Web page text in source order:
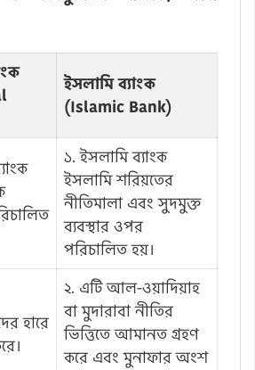
ইসলামি ব্যাংক
(Islamic Bank)
১. ইসলামি ব্যাংক
ইসলামি শরিয়তের
নীতিমালা এবং সুদমুক্ত
ব্যবস্থার ওপর
পরিচালিত হয়।
হারে
২. এটি আল-ওয়াদিয়াহ
বা মুদারাবা নীতির
ভিত্তিতে আমানত গ্রহণ
করে এবং মুনাফার অংশ